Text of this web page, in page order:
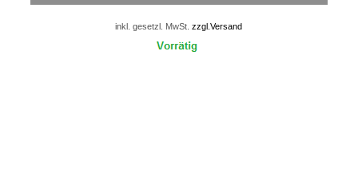
inkl. gesetzl. MwSt.zzgl.Versand